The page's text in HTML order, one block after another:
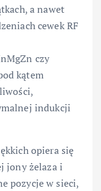
a nawet
cewek RF
czy
kątem
indukcji
opiera się
jony żelaza i
pozycje w sieci,